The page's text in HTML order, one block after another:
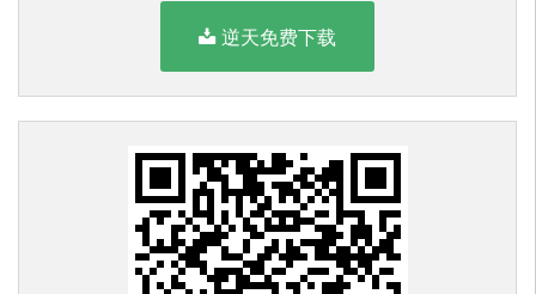
逆天免费下载